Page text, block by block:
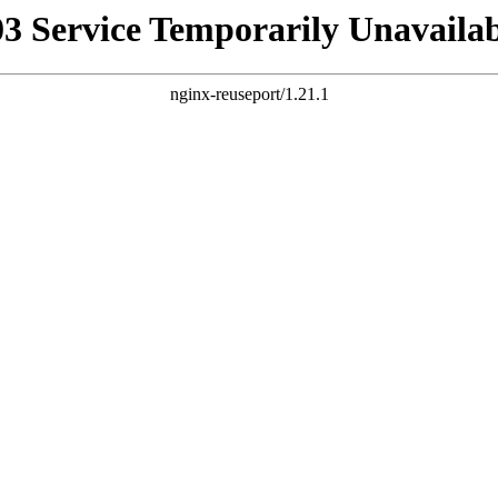
Service Temporarily
nginx-reuseport/1.21.1